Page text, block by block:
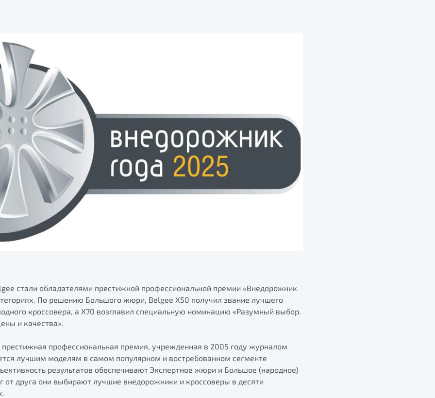
стали обладателями престижной профессиональной премии «Внедорожник
По решению Большого жюри, Belgee X50 получил звание лучшего
кроссовера, а X70 возглавил специальную номинацию «Разумный выбор.
и качества».
профессиональная премия, учрежденная в 2005 году журналом
лучшим моделям в самом популярном и востребованном сегменте
результатов обеспечивают Экспертное жюри и Большое (народное)
друга они выбирают лучшие внедорожники и кроссоверы в десяти